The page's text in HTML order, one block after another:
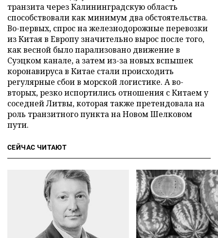
транзита через Калининградскую область
способствовали как минимум два обстоятельства.
Во-первых, спрос на железнодорожные перевозки
из Китая в Европу значительно вырос после того,
как весной было парализовано движение в
Суэцком канале, а затем из-за новых вспышек
коронавируса в Китае стали происходить
регулярные сбои в морской логистике. А во-
вторых, резко испортились отношения с Китаем у
соседней Литвы, которая также претендовала на
роль транзитного пункта на Новом Шелковом
пути.
СЕЙЧАС ЧИТАЮТ